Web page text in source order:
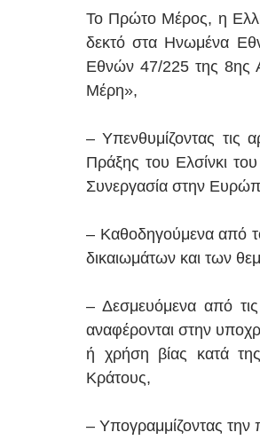
Το Πρώτο Μέρος, η
δεκτό στα Ηνωμένα
Εθνών 47/225 της 8ης
Μέρη»,
– Υπενθυμίζοντας
Πράξης του Ελσίνκι
Συνεργασία στην
– Καθοδηγούμενα από
δικαιωμάτων και των
– Δεσμευόμενα από
αναφέρονται στην
ή χρήση βίας κατά της
Κράτους,
– Υπογραμμίζοντας την